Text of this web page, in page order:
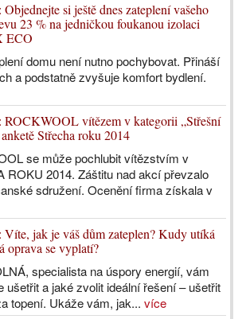
si ještě dnes zateplení vašeho
23 % na jedničkou foukanou izolaci
ECO
domu není nutno pochybovat. Přináší
a podstatně zvyšuje komfort bydlení.
ROCKWOOL vítězem v kategorii „Střešní
Střecha roku 2014
se může pochlubit vítězstvím v
ROKU 2014. Záštitu nad akcí převzalo
sdružení. Ocenění firma získala v
jak je váš dům zateplen? Kudy utíká
oprava se vyplatí?
specialista na úspory energií, vám
ušetřit a jaké zvolit ideální řešení – ušetřit
topení. Ukáže vám, jak... více